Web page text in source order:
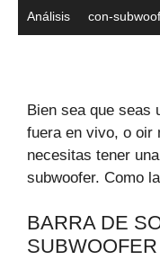
Análisis con-
Bien sea que seas
fuera en vivo, o oir
necesitas tener
subwoofer. Como
BARRA DE
SUBWOOFER